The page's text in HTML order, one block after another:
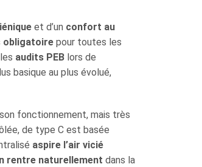
et d’un confort au
obligatoire pour toutes les
audits PEB lors de
basique au plus évolué,
fonctionnement, mais très
de type C est basée
aspire l’air vicié
rentre naturellement dans la